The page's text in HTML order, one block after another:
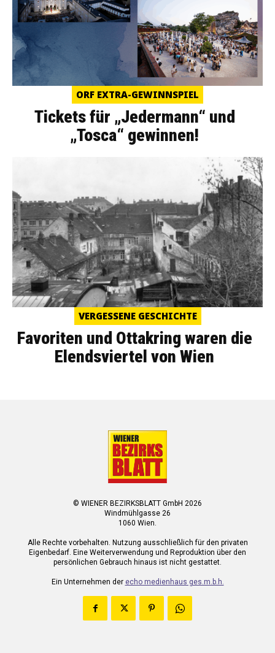
ORF EXTRA-GEWINNSPIEL
Tickets für „Jedermann“ und
„Tosca“ gewinnen!
VERGESSENE GESCHICHTE
Favoriten und Ottakring waren die
Elendsviertel von Wien
© WIENER BEZIRKSBLATT GmbH 2026
Windmühlgasse 26
1060 Wien.
Alle Rechte vorbehalten. Nutzung ausschließlich für den privaten
Eigenbedarf. Eine Weiterverwendung und Reproduktion über den
persönlichen Gebrauch hinaus ist nicht gestattet.
Ein Unternehmen der echo medienhaus ges.m.b.h.